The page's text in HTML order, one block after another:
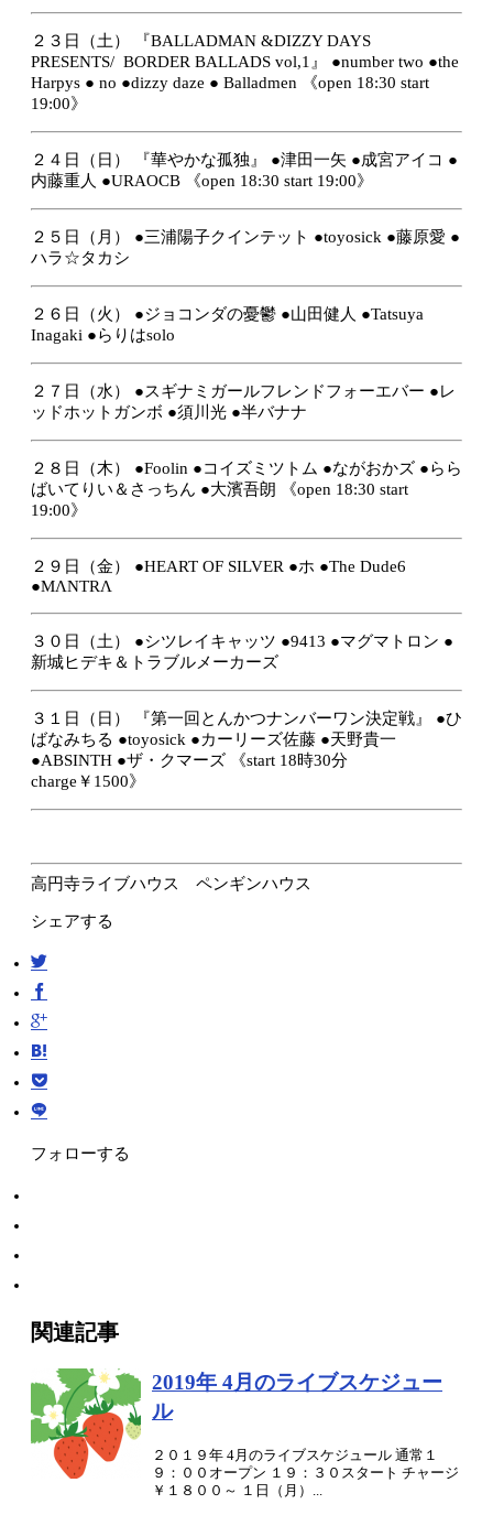
２３日（土）
『BALLADMAN &DIZZY DAYS
PRESENTS/ BORDER BALLADS vol,1』
●number two ●the
Harpys ● no ●dizzy daze ● Balladmen 《open 18:30 start
19:00》
２４日（日） 『華やかな孤独』 ●津田一矢 ●成宮アイコ ●
内藤重人 ●URAOCB 《open 18:30 start 19:00》
２５日（月） ●三浦陽子クインテット ●toyosick ●藤原愛 ●
ハラ☆タカシ
２６日（火） ●ジョコンダの憂鬱 ●山田健人 ●Tatsuya
Inagaki ●らりはsolo
２７日（水） ●スギナミガールフレンドフォーエバー ●レ
ッドホットガンボ ●須川光 ●半バナナ
２８日（木） ●Foolin ●コイズミツトム ●ながおかズ ●らら
ばいてりい＆さっちん ●大濱吾朗
《open 18:30 start
19:00》
２９日（金） ●HEART OF SILVER ●ホ ●The Dude6
●MΛNTRΛ
３０日（土） ●シツレイキャッツ ●9413 ●マグマトロン ●
新城ヒデキ＆トラブルメーカーズ
３１日（日） 『第一回とんかつナンバーワン決定戦』
●ひ
ばなみちる ●toyosick ●カーリーズ佐藤 ●天野貴一
●ABSINTH ●ザ・クマーズ 《start 18時30分
charge￥ 1500》
高円寺ライブハウス ペンギンハウス
シェアする
フォローする
関連記事
2019年 4月のライブスケジュー
ル
２０１９年 4月のライブスケジュール 通常１
９：００オープン １９：３０スタート チャージ
￥１８００～ １日（月）...